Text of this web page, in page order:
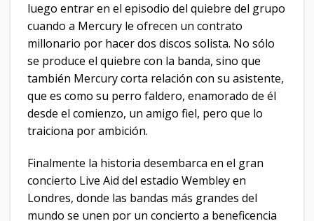
luego entrar en el episodio del quiebre del grupo
cuando a Mercury le ofrecen un contrato
millonario por hacer dos discos solista. No sólo
se produce el quiebre con la banda, sino que
también Mercury corta relación con su asistente,
que es como su perro faldero, enamorado de él
desde el comienzo, un amigo fiel, pero que lo
traiciona por ambición.
Finalmente la historia desembarca en el gran
concierto Live Aid del estadio Wembley en
Londres, donde las bandas más grandes del
mundo se unen por un concierto a beneficencia